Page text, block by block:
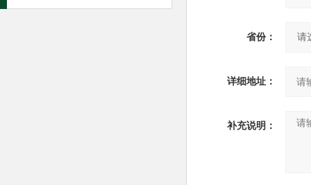
省份：
详细地址：
补充说明：